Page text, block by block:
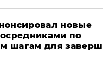
новые
по
шагам для